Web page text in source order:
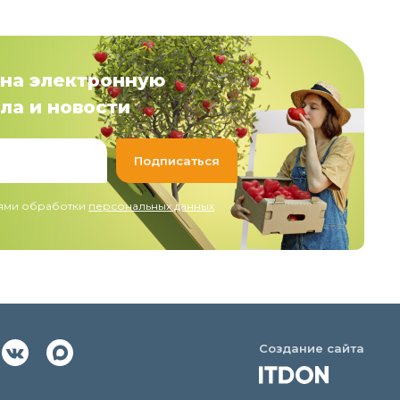
электронную
и новости
обработки персональных данных
Создание сайта